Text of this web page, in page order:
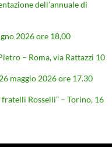
dell’annuale di
2026 ore 18,00
– Roma, via Rattazzi 10
maggio 2026 ore 17.30
Rosselli” – Torino, 16